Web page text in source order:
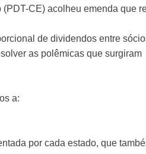
CE) acolheu emenda que
de dividendos entre
as polêmicas que surgiram
a:
por cada estado, que